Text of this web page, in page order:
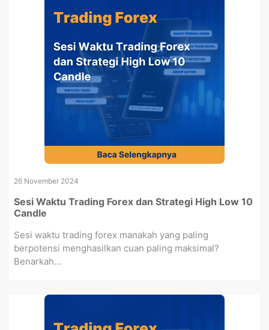
26 November 2024
Sesi Waktu Trading Forex dan Strategi High Low 10
Candle
Sesi waktu trading forex manakah yang paling
berpotensi menghasilkan cuan paling maksimal?
Benarkah...